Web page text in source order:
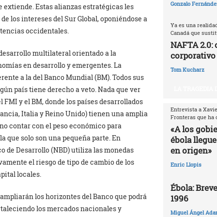
Estas alianzas estratégicas les
los intereses del Sur Global, oponiéndose a
occidentales.
multilateral orientado a la
en desarrollo y emergentes. La
a la del Banco Mundial (BM). Todos sus
país tiene derecho a veto. Nada que ver
y el BM, donde los países desarrollados
Italia y Reino Unido) tienen una amplia
contar con el peso económico para
que solo son una pequeña parte. En
de Desarrollo (NBD) utiliza las monedas
el riesgo de tipo de cambio de los
locales.
los horizontes del Banco que podrá
los mercados nacionales y
Gonzalo
Ya es una
Canadá que
NAFTA
Tom Kucharz
Entrevista a
Fronteras que ha
«A los
ébola
en origen»
Enric Llopis
Ébola:
1996
Miguel Ángel